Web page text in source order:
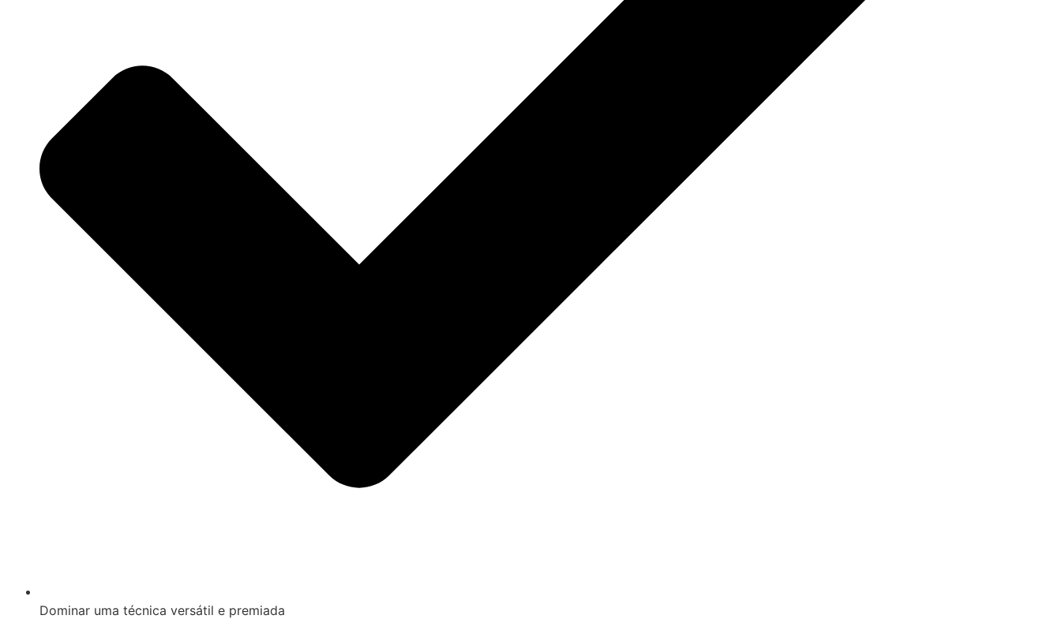
Dominar uma técnica versátil e premiada